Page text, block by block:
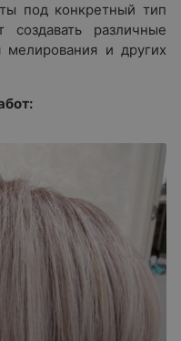
под конкретный тип
различные
и других